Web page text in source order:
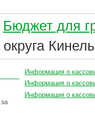
Бюджет для
Информация о
Информация о
Информация о